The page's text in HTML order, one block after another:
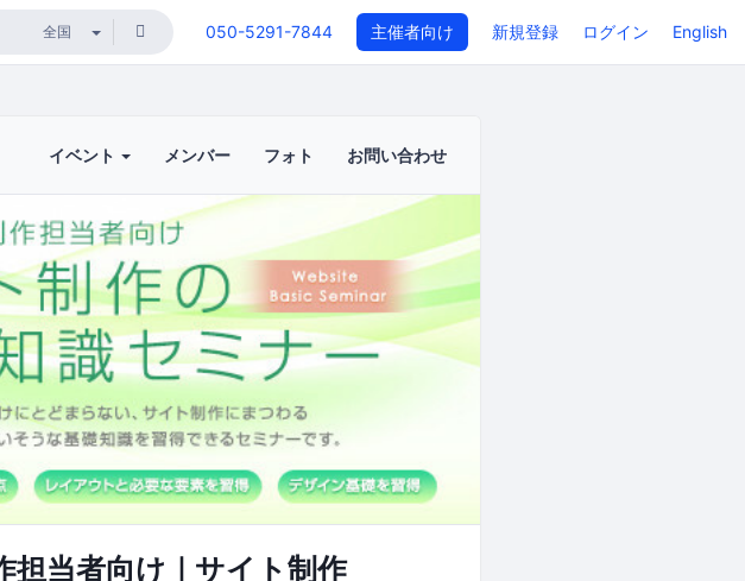
050-5291-7844 主催者向け 新規登録 ログイン English
イベント メンバー フォト お問い合わせ
当者向け｜サイト制作